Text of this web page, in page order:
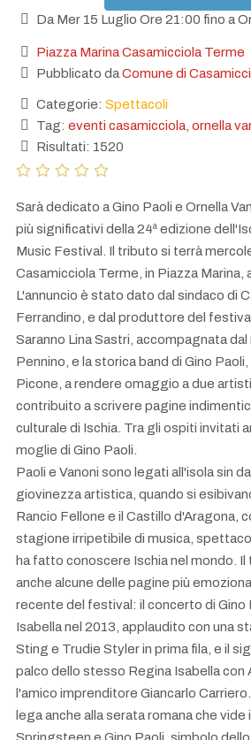
Da Mer 15 Luglio Ore 21:00 fino a
Piazza Marina Casamicciola Terme
Pubblicato daComune di
Categorie: Spettacoli
Tag: eventi casamicciola ornella
Risultati: 1520
Sarà dedicato a Gino Paoli e Ornella
più significativi della 24ª edizione
Music Festival. Il tributo si terrà
Casamicciola Terme, in Piazza Marina,
L'annuncio è stato dato dal sindaco di
Ferrandino, e dal produttore del
Saranno Lina Sastri, accompagnata
Pennino, e la storica band di Gino
Picone, a rendere omaggio a due
contribuito a scrivere pagine
culturale di Ischia. Tra gli ospiti invitati
moglie di Gino Paoli.
Paoli e Vanoni sono legati all'isola sin
giovinezza artistica, quando si
Rancio Fellone e il Castillo d'Aragona,
stagione irripetibile di musica,
ha fatto conoscere Ischia nel mondo.
anche alcune delle pagine più
recente del festival: il concerto di Gino
Isabella nel 2013, applaudito con una
Sting e Trudie Styler in prima fila, e il
palco dello stesso Regina Isabella con
l'amico imprenditore Giancarlo
lega anche alla serata romana che